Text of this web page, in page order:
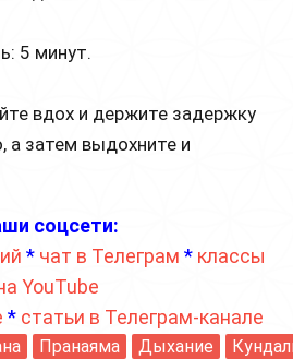
5 минут.
вдох и держите задержку
а затем выдохните и
соцсети:
* чат в Телеграм * классы
YouTube
* статьи в Телеграм-канале
Пранаяма Дыхание